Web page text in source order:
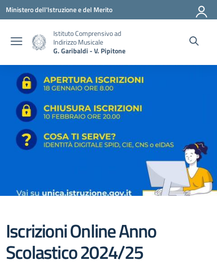
Vai ai contenuti
Vai al menu di navigazione
Vai al footer
Ministero dell'Istruzione e del Merito
Istituto Comprensivo ad
Indirizzo Musicale
G. Garibaldi - V. Pipitone
Iscrizioni Online Anno
Scolastico 2024/25